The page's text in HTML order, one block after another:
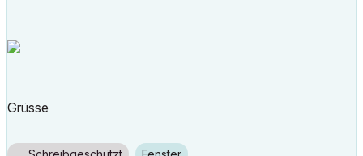
Grüsse